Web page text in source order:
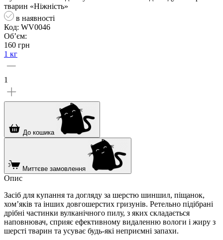
тварин «Ніжність»
в наявності
Код: WV0046
Об’єм:
160 грн
1 кг
1
До кошика
Миттєве замовлення
Опис
Засіб для купання та догляду за шерстю шиншил, піщанок,
хом’яків та інших довгошерстих гризунів. Ретельно підібрані
дрібні частинки вулканічного пилу, з яких складається
наповнювач, сприяє ефективному видаленню вологи і жиру з
шерсті тварин та усуває будь-які неприємні запахи.